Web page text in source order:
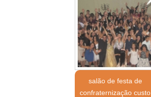
salão de festa de
confraternização custo